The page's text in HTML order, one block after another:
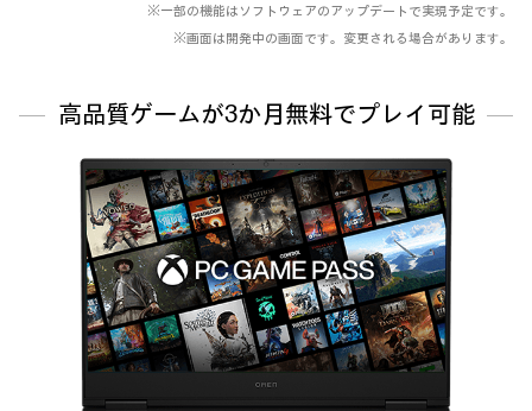
※一部の機能はソフトウェアのアップデートで実現予定です。
※画面は開発中の画面です。変更される場合があります。
高品質ゲームが3か月無料でプレイ可能